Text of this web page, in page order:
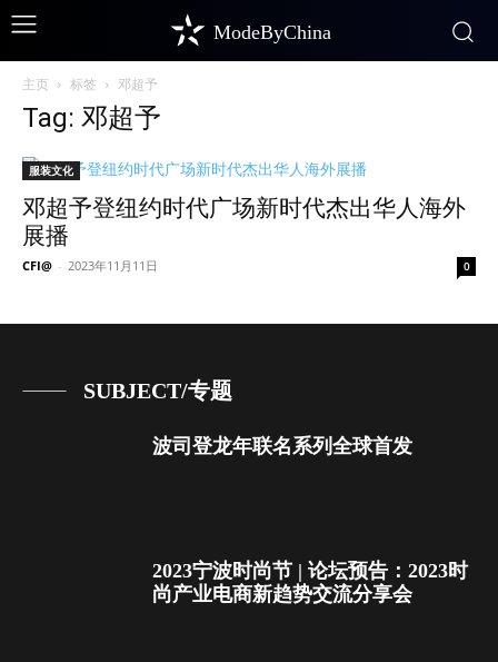
ModeByChina
主页 标签 邓超予
Tag: 邓超予
服装文化
邓超予登纽约时代广场新时代杰出华人海外
展播
CFI@ - 2023年11月11日 0
SUBJECT/专题
波司登龙年联名系列全球首发
2023宁波时尚节 | 论坛预告：2023时
尚产业电商新趋势交流分享会